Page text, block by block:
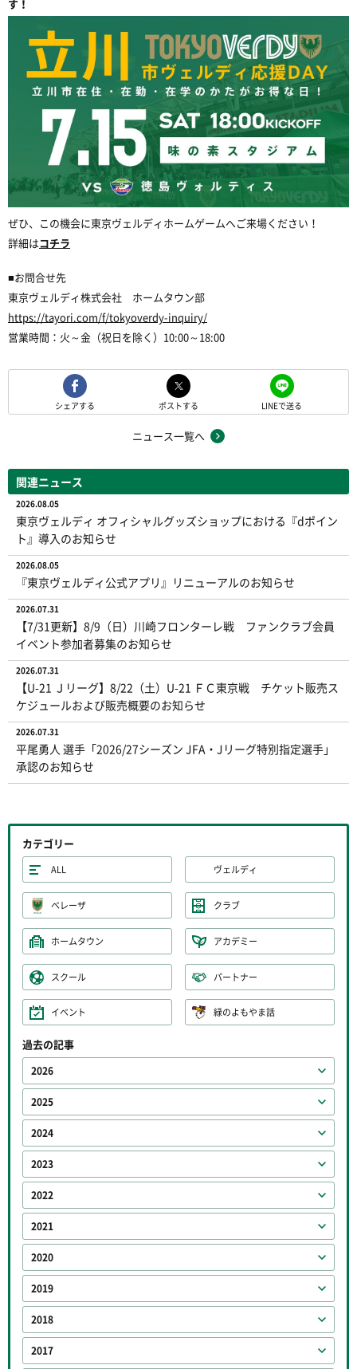
す！
ぜひ、この機会に東京ヴェルディホームゲームへご来場ください！
詳細はコチラ
■お問合せ先
東京ヴェルディ株式会社 ホームタウン部
https://tayori.com/f/tokyoverdy-inquiry/
営業時間：火～金（祝日を除く） 10:00～ 18:00
シェアする ポストする LINEで送る
ニュース一覧へ
関連ニュース
2026.08.05
東京ヴェルディ オフィシャルグッズショップにおける『dポイン
ト』導入のお知らせ
2026.08.05
『東京ヴェルディ公式アプリ』リニューアルのお知らせ
2026.07.31
【7/31更新】8/9（日）川崎フロンターレ戦 ファンクラブ会員
イベント参加者募集のお知らせ
2026.07.31
【U-21 Ｊリーグ】8/22（土）U-21 ＦＣ東京戦 チケット販売ス
ケジュールおよび販売概要のお知らせ
2026.07.31
平尾勇人 選手「2026/27シーズン JFA・Jリーグ特別指定選手」
承認のお知らせ
カテゴリー
ALL ヴェルディ
ベレーザ クラブ
ホームタウン アカデミー
スクール パートナー
イベント 緑のよもやま話
過去の記事
2026
2025
2024
2023
2022
2021
2020
2019
2018
2017